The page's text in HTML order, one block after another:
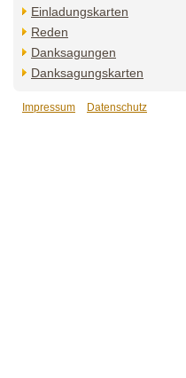
Einladungskarten
Reden
Danksagungen
Danksagungskarten
Impressum Datenschutz